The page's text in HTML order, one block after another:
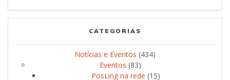
CATEGORIAS
Notícias e Eventos (434)
Eventos (83)
PosLing na rede (15)